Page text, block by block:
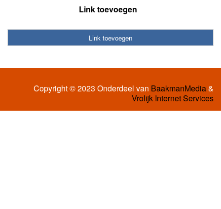
Link toevoegen
Link toevoegen
Copyright © 2023 Onderdeel van BaakmanMedia&
Vrolijk Internet Services